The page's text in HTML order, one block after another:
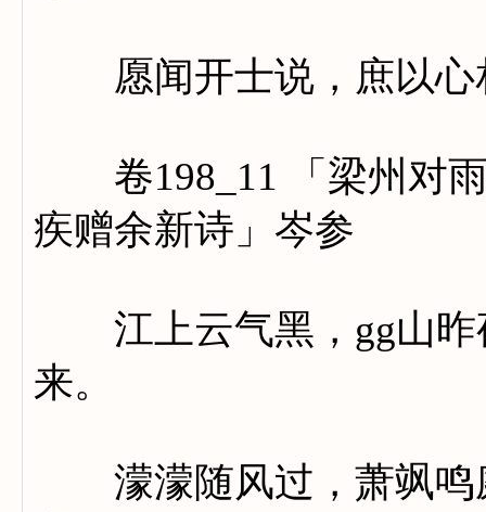
愿闻开士说，庶以心
卷198_11 「梁州对雨
疾赠余新诗」岑参
江上云气黑，gg山昨
来。
濛濛随风过，萧飒鸣